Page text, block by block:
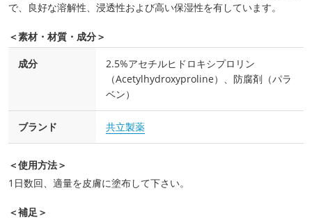
で、良好な溶解性、浸透性および高い保湿性を有しています。
＜素材・材質・成分＞
成分
2.5%アセチルヒドロキシプロリン
（Acetylhydroxyproline）、防腐剤（パラ
ベン）
ブランド 共立製薬
＜使用方法＞
1日数回、適量を皮膚に塗布して下さい。
＜補足＞